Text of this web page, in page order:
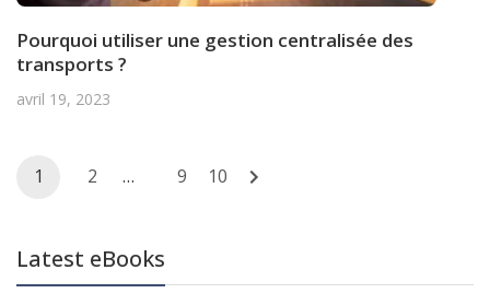
Pourquoi utiliser une gestion centralisée des
transports ?
avril 19, 2023
Posts
1 2 … 9 10
Latest eBooks